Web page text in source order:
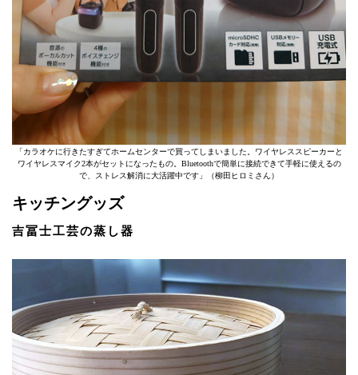
「カラオケに行きたすぎてホームセンターで買ってしまいました。ワイヤレススピーカーと
ワイヤレスマイク2本がセットになったもの。Bluetoothで簡単に接続できて手軽に使えるの
で、ストレス解消に大活躍中です」（柳田ヒロミさん）
キッチングッズ
吉冨士工芸の蒸し器